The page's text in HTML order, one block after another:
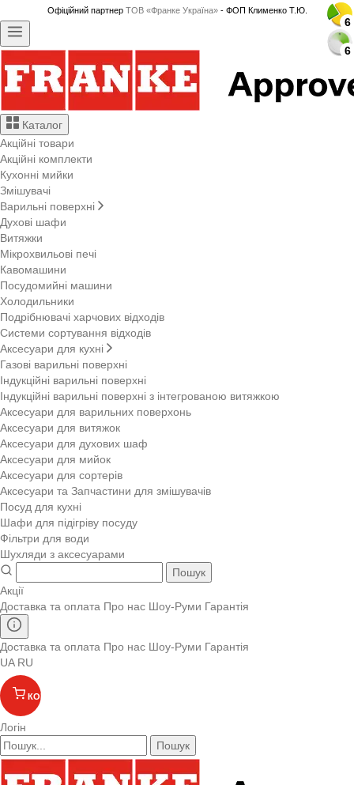
Офіційний партнер ТОВ «Франке Україна»- ФОП Клименко Т.Ю.
Каталог
Акційні товари
Акційні комплекти
Кухонні мийки
Змішувачі
Варильні поверхні
Духові шафи
Витяжки
Мікрохвильові печі
Кавомашини
Посудомийні машини
Холодильники
Подрібнювачі харчових відходів
Системи сортування відходів
Аксесуари для кухні
Газові варильні поверхні
Індукційні варильні поверхні
Індукційні варильні поверхні з інтегрованою витяжкою
Аксесуари для варильних поверхонь
Аксесуари для витяжок
Аксесуари для духових шаф
Аксесуари для мийок
Аксесуари для сортерів
Аксесуари та Запчастини для змішувачів
Посуд для кухні
Шафи для підігріву посуду
Фільтри для води
Шухляди з аксесуарами
Пошук
Акції
Доставка та оплата Про нас Шоу-Руми Гарантія
Доставка та оплата Про нас Шоу-Руми Гарантія
UA RU
КОШИК
Логін
Пошук
6
6
6
6
6
6
6
6
6
6
6
6
6
6
6
6
6
6
6
6
6
6
6
6
6
6